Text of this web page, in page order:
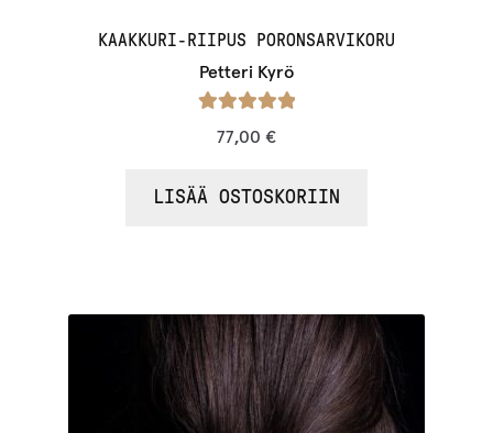
KAAKKURI-RIIPUS PORONSARVIKORU
Petteri Kyrö
77,00 €
LISÄÄ OSTOSKORIIN